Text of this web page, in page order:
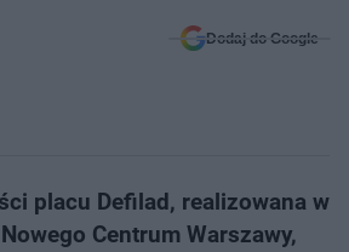
Dodaj do Google
placu Defilad, realizowana w
Centrum Warszawy,